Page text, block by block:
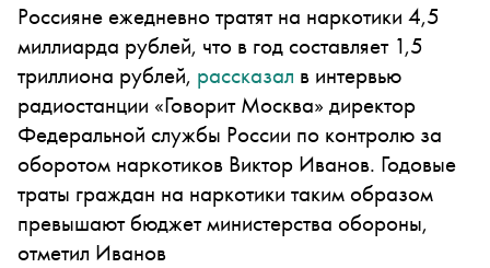
Россияне ежедневно тратят на наркотики 4,5
миллиарда рублей, что в год составляет 1,5
триллиона рублей, рассказал в интервью
радиостанции «Говорит Москва» директор
Федеральной службы России по контролю за
оборотом наркотиков Виктор Иванов. Годовые
траты граждан на наркотики таким образом
превышают бюджет министерства обороны,
отметил Иванов